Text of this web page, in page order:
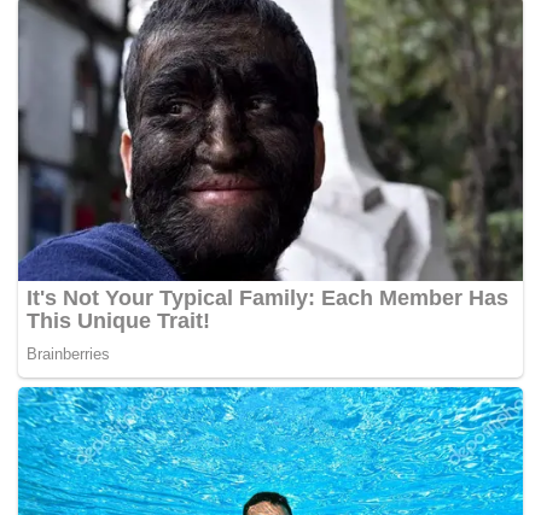
Katanya, tindakan tersebut menunjukkan mereka tidak
bersetuju dengan usul yang dibawa Menteri Dalam Negeri,
Datuk Seri Hamzah Zainuddin daripada Parti Pribumi
Bersatu Malaysia (Bersatu) itu.
“Dapat dilihat yang sengaja (ahli Parlimen) tidak hadir pun
ada kononnya tidak setuju ngan Bersatu dan antaranya
Presiden (UMNO) sendiri pun tidak hadir.
“Apabila berlaku keadaan seperti itu, lebih baik bubar
sahaja (Parlimen) memandangkan dalam sama-sama
kerajaan pun tidak bersetuju.
“Untuk kebaikan kerajaan dan negara sendiri segerakan
sahaja PRU-15. Apabila berlaku situasi seperti ini,
keyakinan pelabur pun kurang, politik juga tidak stabil.
Kalau tidak ada kestabilan, tidak ada pelabur yang ingin